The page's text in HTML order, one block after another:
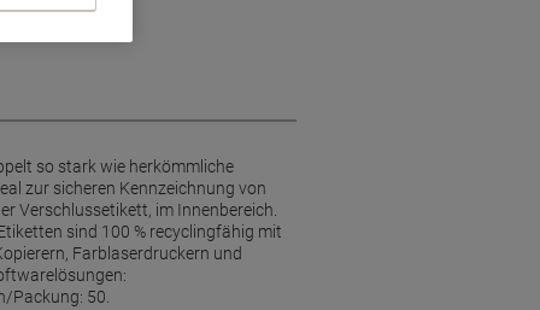
so stark wie herkömmliche
zur sicheren Kennzeichnung von
Verschlussetikett, im Innenbereich.
sind 100 % recyclingfähig mit
Farblaserdruckern und
Packung: 50.